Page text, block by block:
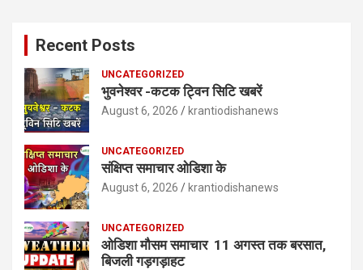
Recent Posts
UNCATEGORIZED
भुवनेश्वर -कटक ट्विन सिटि खबरें
August 6, 2026 krantiodishanews
UNCATEGORIZED
संक्षिप्त समाचार ओडिशा के
August 6, 2026 krantiodishanews
UNCATEGORIZED
ओडिशा मौसम समाचार 11 अगस्त तक बरसात,
बिजली गड़गड़ाहट